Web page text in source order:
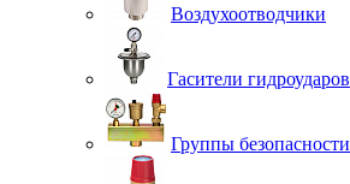
Воздухоотводчики
Гасители гидроударов
Группы безопасности